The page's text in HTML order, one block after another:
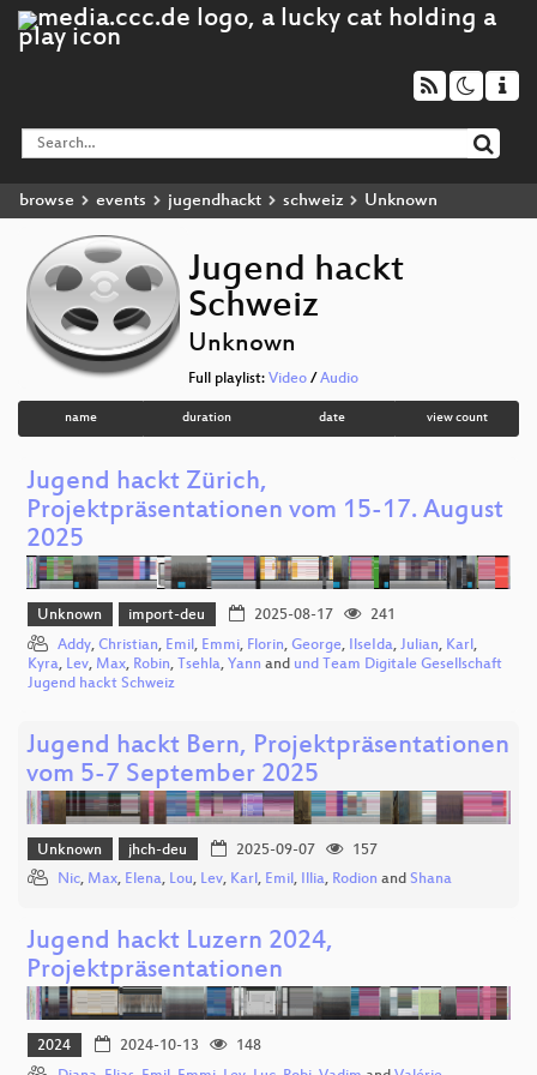
browse events jugendhackt schweiz Unknown
Jugend hackt
Schweiz
Unknown
Full playlist: Video / Audio
name duration date view count
Jugend hackt Zürich,
Projektpräsentationen vom 15-17. August
2025
Unknown import-deu 2025-08-17
241
Addy, Christian, Emil , Emmi, Florin, George, IlseIda, Julian, Karl ,
Kyra, Lev, Max, Robin, Tsehla, Yann and und Team Digitale Gesellschaft
Jugend hackt Schweiz
Jugend hackt Bern, Projektpräsentationen
vom 5-7 September 2025
Unknown jhch-deu 2025-09-07
157
Nic, Max, Elena, Lou, Lev, Karl, Emil, Illia, Rodion and Shana
Jugend hackt Luzern 2024,
Projektpräsentationen
2024 2024-10-13
148